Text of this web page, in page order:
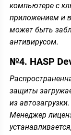
компьютере с
приложением и
может быть
антивирусом.
№4. HASP
защиты
из
Менеджер